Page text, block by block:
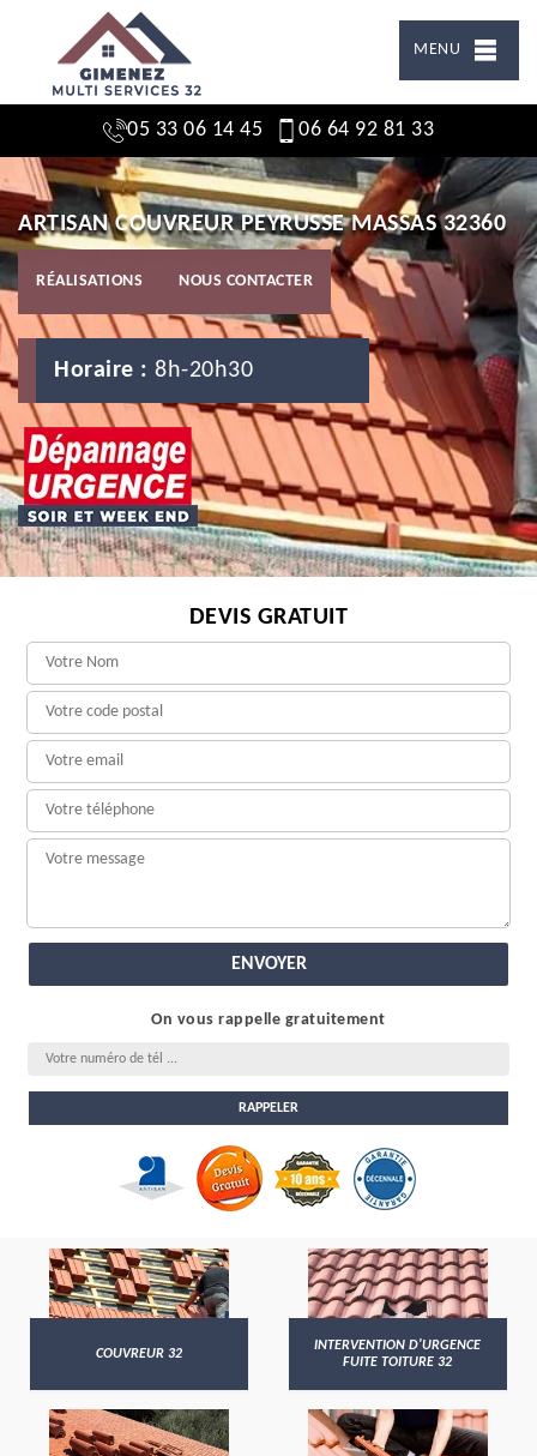
MENU
05 33 06 14 45 06 64 92 81 33
ARTISAN COUVREUR PEYRUSSE MASSAS 32360
RÉALISATIONS NOUS CONTACTER
Horaire : 8h-20h30
DEVIS GRATUIT
On vous rappelle gratuitement
COUVREUR 32
INTERVENTION D'URGENCE
FUITE TOITURE 32